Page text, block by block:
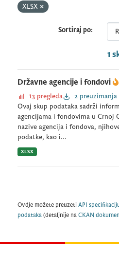
XLSX
Sortiraj po
1
Državne agencije i fondovi
13 pregleda
2 preuzimanja
Ovaj skup podataka sadrži
agencijama i fondovima u Crnoj
nazive agencija i fondova,
podatke, kao i...
XLSX
Ovdje možete preuzeti API
podataka (detaljnije na CKAN